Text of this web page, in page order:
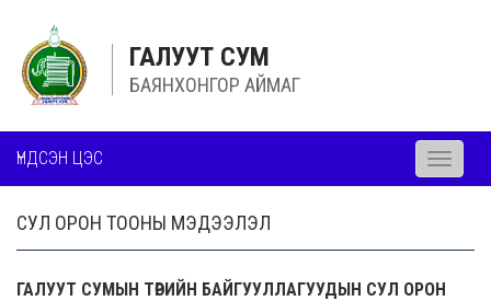
ГАЛУУТ СУМ
БАЯНХОНГОР АЙМАГ
ҮНДСЭН ЦЭС
Toggle
СУЛ ОРОН ТООНЫ МЭДЭЭЛЭЛ
ГАЛУУТ СУМЫН ТӨРИЙН БАЙГУУЛЛАГУУДЫН СУЛ ОРОН